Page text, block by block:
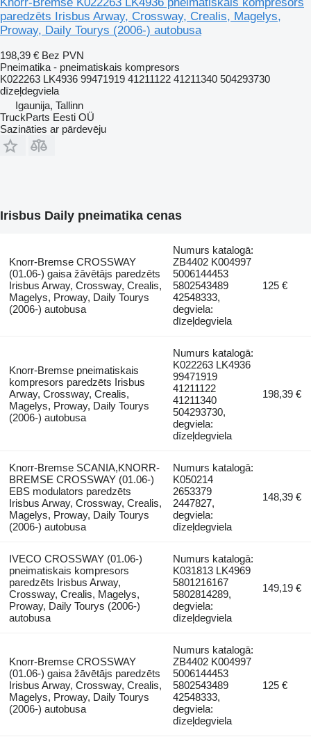
paredzēts Irisbus Arway, Crossway, Crealis, Magelys,
Proway, Daily Tourys (2006-) autobusa
198,39 € Bez PVN
Pneimatika - pneimatiskais kompresors
K022263 LK4936 99471919 41211122 41211340 504293730
dīzeļdegviela
Igaunija, Tallinn
TruckParts Eesti OÜ
Sazināties ar pārdevēju
Irisbus Daily pneimatika cenas
Knorr-Bremse CROSSWAY
(01.06-) gaisa žāvētājs paredzēts
Irisbus Arway, Crossway, Crealis,
Magelys, Proway, Daily Tourys
(2006-) autobusa
Numurs katalogā:
ZB4402 K004997
5006144453
5802543489
42548333,
degviela:
dīzeļdegviela
125 €
Knorr-Bremse pneimatiskais
kompresors paredzēts Irisbus
Arway, Crossway, Crealis,
Magelys, Proway, Daily Tourys
(2006-) autobusa
Numurs katalogā:
K022263 LK4936
99471919
41211122
41211340
504293730,
degviela:
dīzeļdegviela
198,39 €
Knorr-Bremse SCANIA,KNORR-
BREMSE CROSSWAY (01.06-)
EBS modulators paredzēts
Irisbus Arway, Crossway, Crealis,
Magelys, Proway, Daily Tourys
(2006-) autobusa
Numurs katalogā:
K050214
2653379
2447827,
degviela:
dīzeļdegviela
148,39 €
IVECO CROSSWAY (01.06-)
pneimatiskais kompresors
paredzēts Irisbus Arway,
Crossway, Crealis, Magelys,
Proway, Daily Tourys (2006-)
autobusa
Numurs katalogā:
K031813 LK4969
5801216167
5802814289,
degviela:
dīzeļdegviela
149,19 €
Knorr-Bremse CROSSWAY
(01.06-) gaisa žāvētājs paredzēts
Irisbus Arway, Crossway, Crealis,
Magelys, Proway, Daily Tourys
(2006-) autobusa
Numurs katalogā:
ZB4402 K004997
5006144453
5802543489
42548333,
degviela:
dīzeļdegviela
125 €